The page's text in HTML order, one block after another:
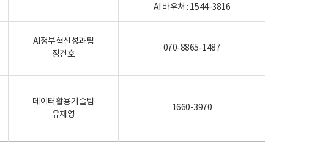
AI 바우처 : 1544-3816
AI정부혁신성과팀
정건호
070-8865-1487
데이터활용기술팀
유재영
1660-3970